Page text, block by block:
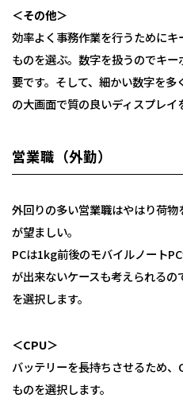
＜その他＞
効率よく事務作業を行うために
ものを選ぶ。数字を扱うのでキ
要です。そして、細かい数字を
の大画面で質の良いディスプレイ
営業職（外勤）
外回りの多い営業職はやはり荷
が望ましい。
PCは1kg前後のモバイルノート
が出来ないケースも考えられる
を選択します。
＜CPU＞
バッテリーを長持ちさせるため
ものを選択します。